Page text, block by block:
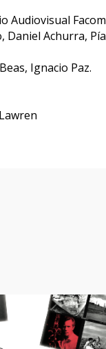
Audiovisual
Daniel Achurra,
Ignacio Paz.